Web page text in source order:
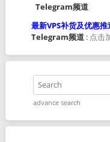
Telegram频道
最新VPS补货及优惠推
Telegram频道: 点击
advance search